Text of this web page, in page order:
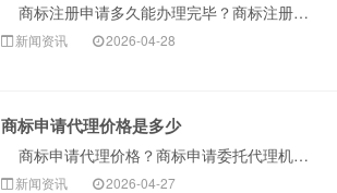
商标注册申请多久能办理完毕？商标注册申请办理完所有的流程，至少需要12-18个月左右的时间，从商标申请之日起到拿到商标注册证书。 商标注···
新闻资讯 2026-04-28
商标申请代理价格是多少
商标申请代理价格？商标申请委托代理机构办理，不同的代理机构，商标申请代理价格也就不同。商标申请代理价格，没有统一的标准答案。 委托商标代···
新闻资讯 2026-04-27